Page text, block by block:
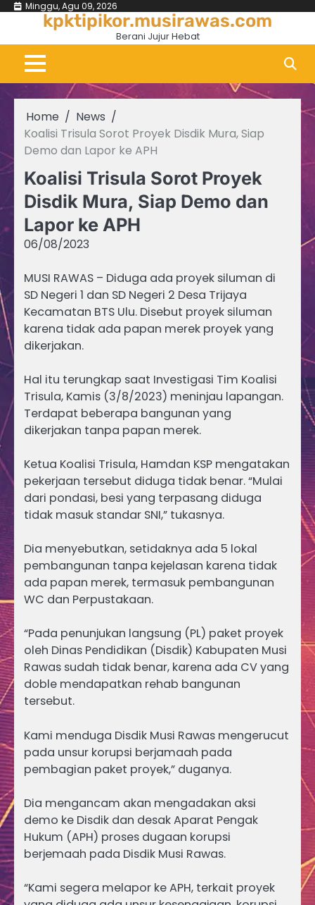
Skip
content
Minggu, Agu 09, 2026
kpktipikor.musirawas.com
Berani Jujur Hebat
Home
News
Koalisi Trisula Sorot Proyek Disdik Mura, Siap
Demo dan Lapor ke APH
Koalisi Trisula Sorot Proyek
Disdik Mura, Siap Demo dan
Lapor ke APH
06/08/2023
MUSI RAWAS – Diduga ada proyek siluman di
SD Negeri 1 dan SD Negeri 2 Desa Trijaya
Kecamatan BTS Ulu. Disebut proyek siluman
karena tidak ada papan merek proyek yang
dikerjakan.
Hal itu terungkap saat Investigasi Tim Koalisi
Trisula, Kamis (3/8/2023) meninjau lapangan.
Terdapat beberapa bangunan yang
dikerjakan tanpa papan merek.
Ketua Koalisi Trisula, Hamdan KSP mengatakan
pekerjaan tersebut diduga tidak benar. “Mulai
dari pondasi, besi yang terpasang diduga
tidak masuk standar SNI,” tukasnya.
Dia menyebutkan, setidaknya ada 5 lokal
pembangunan tanpa kejelasan karena tidak
ada papan merek, termasuk pembangunan
WC dan Perpustakaan.
“Pada penunjukan langsung (PL) paket proyek
oleh Dinas Pendidikan (Disdik) Kabupaten Musi
Rawas sudah tidak benar, karena ada CV yang
doble mendapatkan rehab bangunan
tersebut.
Kami menduga Disdik Musi Rawas mengerucut
pada unsur korupsi berjamaah pada
pembagian paket proyek,” duganya.
Dia mengancam akan mengadakan aksi
demo ke Disdik dan desak Aparat Pengak
Hukum (APH) proses dugaan korupsi
berjemaah pada Disdik Musi Rawas.
“Kami segera melapor ke APH, terkait proyek